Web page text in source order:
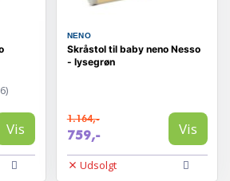
Vis
NENO
Skråstol til baby neno Nesso
- lysegrøn
1.164,-
759,- Vis
Udsolgt